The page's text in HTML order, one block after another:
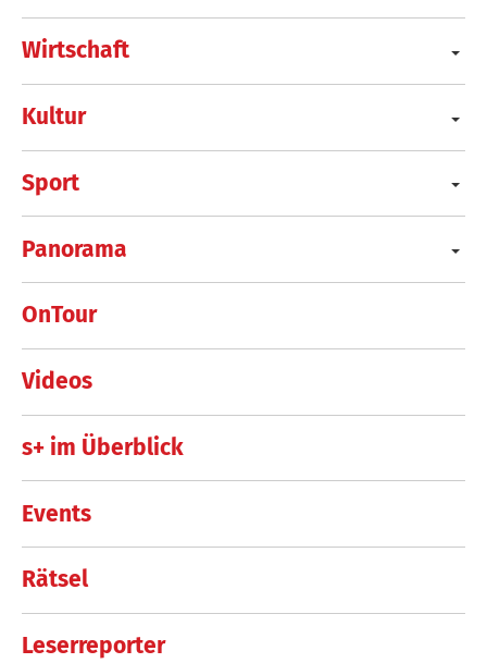
Wirtschaft
Kultur
Sport
Panorama
OnTour
Videos
s+ im Überblick
Events
Rätsel
Leserreporter